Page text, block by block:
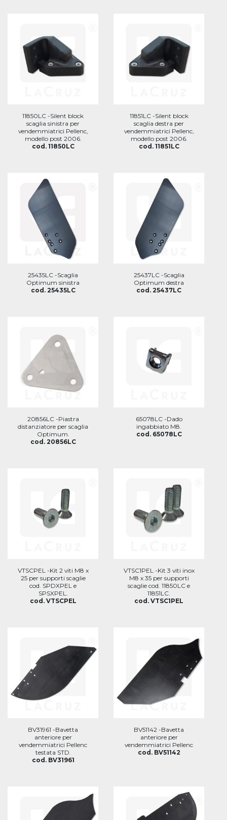
11850LC -Silent block
scaglia sinistra per
vendemmiatrici Pellenc,
modello post 2006.
cod. 11850LC
11851LC -Silent block
scaglia destra per
vendemmiatrici Pellenc,
modello post 2006.
cod. 11851LC
25435LC -Scaglia
Optimum sinistra
cod. 25435LC
25437LC -Scaglia
Optimum destra
cod. 25437LC
20856LC -Piastra
distanziatore per scaglia
Optimum.
cod. 20856LC
65078LC -Dado
ingabbiato M8.
cod. 65078LC
VTSCPEL -Kit 2 viti M8 x
25 per supporti scaglie
cod. SPDXPEL e
SPSXPEL.
cod. VTSCPEL
VTSC1PEL -Kit 3 viti inox
M8 x 35 per supporti
scaglie cod. 11850LC e
11851LC.
cod. VTSC1PEL
BV31961 -Bavetta
anteriore per
vendemmiatrici Pellenc
testata STD.
cod. BV31961
BV51142 -Bavetta
anteriore per
vendemmiatrici Pellenc
cod. BV51142